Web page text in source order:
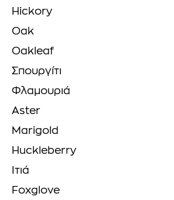
Hickory
Oak
Oakleaf
Σπουργίτι
Φλαμουριά
Aster
Marigold
Huckleberry
Ιτιά
Foxglove